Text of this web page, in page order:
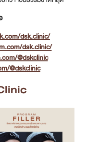
dsk.clinic/
dsk.clinic/
@dskclinic
@dskclinic